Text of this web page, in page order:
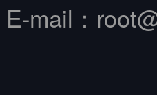
E-mail：